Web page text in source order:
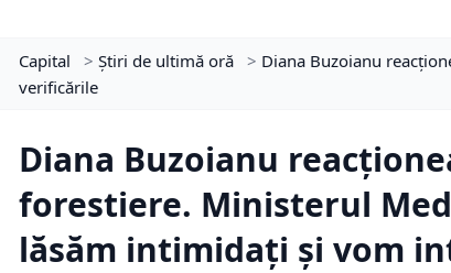
Capital > Știri de ultimă oră > Diana Buzoianu
verificările
Diana Buzoianu
forestiere. Ministerul
lăsăm intimidați și vom